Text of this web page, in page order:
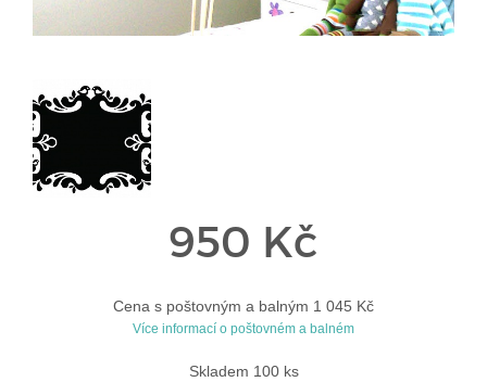
950 Kč
Cena s poštovným a balným 1 045 Kč
Více informací o poštovném a balném
Skladem 100 ks